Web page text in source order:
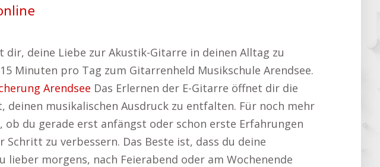
deine Liebe zur Akustik-Gitarre in deinen Alltag zu
Minuten pro Tag zum Gitarrenheld Musikschule Arendsee.
Arendsee Das Erlernen der E-Gitarre öffnet dir die
deinen musikalischen Ausdruck zu entfalten. Für noch mehr
ob du gerade erst anfängst oder schon erste Erfahrungen
zu verbessern. Das Beste ist, dass du deine
morgens, nach Feierabend oder am Wochenende